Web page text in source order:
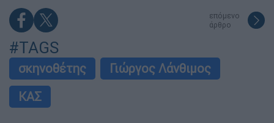
επόμενο
άρθρο
#TAGS
σκηνοθέτης
Γιώργος Λάνθιμος
ΚΑΣ